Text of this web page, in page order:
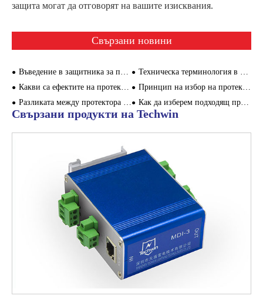
защита могат да отговорят на вашите изисквания.
Свързани новини
Въведение в защитника за пренапрежение на сигнала и неговата функция за защита от мълния
Техническа терминология в стандарт IEC61643-1
Какви са ефектите на протекторите за пренапрежение?
Принцип на избор на протектор за пренапрежение в разпределителната кутия
Разликата между протектора за пренапрежение и протектора за изтичане
Как да изберем подходящ протектор за пренапрежение?
Свързани продукти на Techwin